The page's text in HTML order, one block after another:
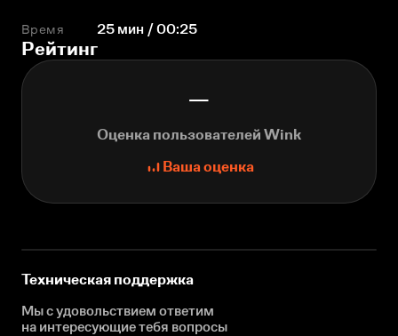
Время 25 мин / 00:25
Рейтинг
—
Оценка пользователей Wink
Ваша оценка
Техническая поддержка
Мы с удовольствием ответим
на интересующиетебя вопросы